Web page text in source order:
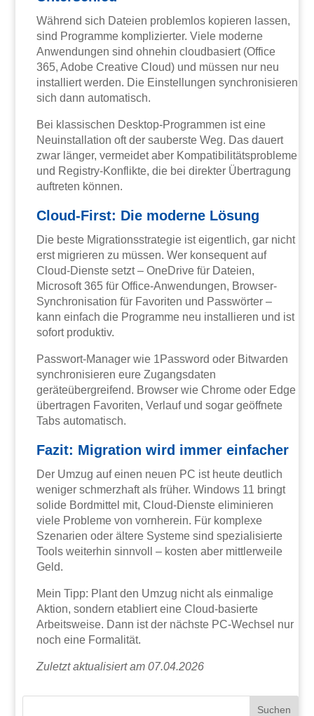
Während sich Dateien problemlos kopieren lassen,
sind Programme komplizierter. Viele moderne
Anwendungen sind ohnehin cloudbasiert (Office
365, Adobe Creative Cloud) und müssen nur neu
installiert werden. Die Einstellungen synchronisieren
sich dann automatisch.
Bei klassischen Desktop-Programmen ist eine
Neuinstallation oft der sauberste Weg. Das dauert
zwar länger, vermeidet aber Kompatibilitätsprobleme
und Registry-Konflikte, die bei direkter Übertragung
auftreten können.
Cloud-First: Die moderne Lösung
Die beste Migrationsstrategie ist eigentlich, gar nicht
erst migrieren zu müssen. Wer konsequent auf
Cloud-Dienste setzt – OneDrive für Dateien,
Microsoft 365 für Office-Anwendungen, Browser-
Synchronisation für Favoriten und Passwörter –
kann einfach die Programme neu installieren und ist
sofort produktiv.
Passwort-Manager wie 1Password oder Bitwarden
synchronisieren eure Zugangsdaten
geräteübergreifend. Browser wie Chrome oder Edge
übertragen Favoriten, Verlauf und sogar geöffnete
Tabs automatisch.
Fazit: Migration wird immer einfacher
Der Umzug auf einen neuen PC ist heute deutlich
weniger schmerzhaft als früher. Windows 11 bringt
solide Bordmittel mit, Cloud-Dienste eliminieren
viele Probleme von vornherein. Für komplexe
Szenarien oder ältere Systeme sind spezialisierte
Tools weiterhin sinnvoll – kosten aber mittlerweile
Geld.
Mein Tipp: Plant den Umzug nicht als einmalige
Aktion, sondern etabliert eine Cloud-basierte
Arbeitsweise. Dann ist der nächste PC-Wechsel nur
noch eine Formalität.
Zuletzt aktualisiert am 07.04.2026